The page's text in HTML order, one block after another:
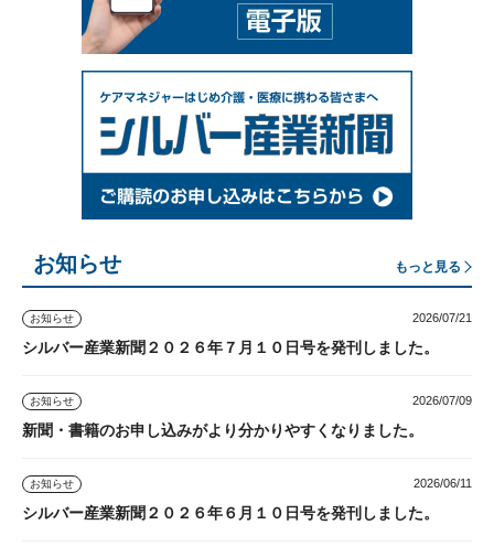
お知らせ もっと見る
お知らせ 2026/07/21
シルバー産業新聞２０２６年７月１０日号を発刊しました。
お知らせ 2026/07/09
新聞・書籍のお申し込みがより分かりやすくなりました。
お知らせ 2026/06/11
シルバー産業新聞２０２６年６月１０日号を発刊しました。